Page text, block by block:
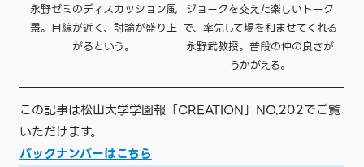
永野ゼミのディスカッション風
景。目線が近く、討論が盛り上
がるという。
ジョークを交えた楽しいトーク
で、率先して場を和ませてくれる
永野武教授。普段の仲の良さが
うかがえる。
この記事は松山大学学園報「CREATION」NO.202でご覧
いただけます。
バックナンバーはこちら